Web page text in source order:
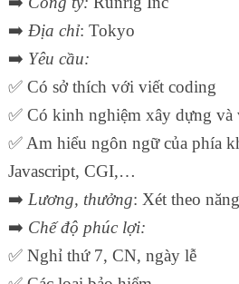
➡️ Địa chỉ: Tokyo
➡️ Yêu cầu:
✅Có sở thích với viết coding
✅Có kinh nghiệm xây dựng và
✅Am hiểu ngôn ngữ của phía
Javascript, CGI,…
➡️ Lương, thưởng: Xét theo
➡️ Chế độ phúc lợi:
✅Nghỉ thứ 7, CN, ngày lễ